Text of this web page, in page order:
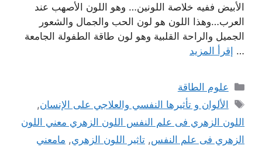
الأبيض ففيه خلاصة اللونين… وهو اللون الأصهب عند
العرب…وهذا اللون هو لون الحب والجمال والشعور
الجميل والراحة القلبية وهو لون طاقة الطفولة الجامعة
… إقرأ المزيد
التصنيفات
علوم الطاقة
الوسوم
الألوان و تأثيرها النفسي والعلاجي على الإنسان,
اللون الزهري فى علم النفس اللون الزهري معني اللون
الزهري فى علم النفس, تاثير اللون الزهري, مامعني